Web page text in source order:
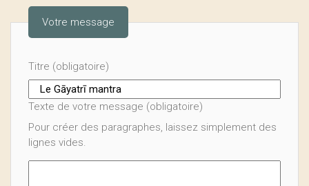
Votre message
Titre (obligatoire)
Texte de votre message (obligatoire)
Pour créer des paragraphes, laissez simplement des
lignes vides.